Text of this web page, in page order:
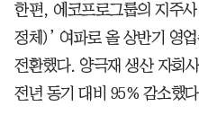
한편, 에코프로그룹의 지주
정체)’ 여파로 올 상반기 영
전환했다. 양극재 생산 자회
전년 동기 대비 95% 감소했